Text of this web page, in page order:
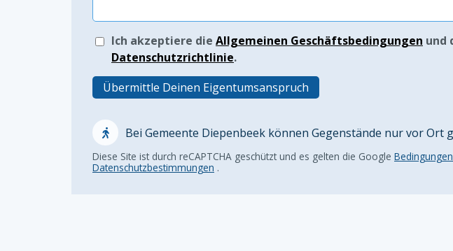
Ich akzeptiere die Allgemeinen Geschäftsbedingungen und
Datenschutzrichtlinie.
Übermittle Deinen Eigentumsanspruch
Bei Gemeente Diepenbeek können Gegenstände nur vor Ort
Diese Site ist durch reCAPTCHA geschützt und es gelten die Google
Datenschutzbestimmungen .